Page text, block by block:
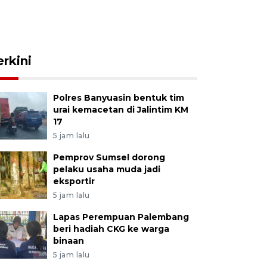
Polres Banyuasin bentuk tim
urai kemacetan di Jalintim KM
17
5 jam lalu
Pemprov Sumsel dorong
pelaku usaha muda jadi
eksportir
5 jam lalu
Lapas Perempuan Palembang
beri hadiah CKG ke warga
binaan
5 jam lalu